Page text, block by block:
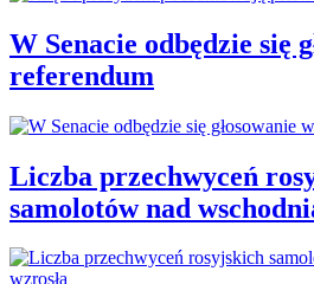
W Senacie odbędzie się
referendum
Liczba przechwyceń
samolotów nad